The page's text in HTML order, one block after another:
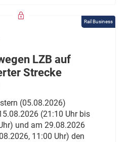
Rail Business
LZB auf
Strecke
(05.08.2026)
(21:10 Uhr bis
und am 29.08.2026
11:00 Uhr) den